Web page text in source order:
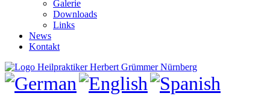
Galerie
Downloads
Links
News
Kontakt